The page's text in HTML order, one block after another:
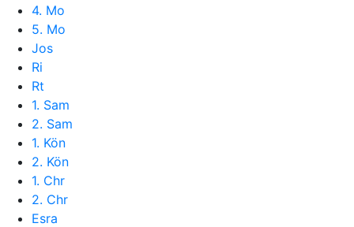
4. Mo
5. Mo
Jos
Ri
Rt
1. Sam
2. Sam
1. Kön
2. Kön
1. Chr
2. Chr
Esra